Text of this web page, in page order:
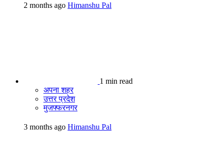
2 months ago Himanshu Pal
1 min read
अपना शहर
उत्तर प्रदेश
मुजफ्फरनगर
3 months ago Himanshu Pal